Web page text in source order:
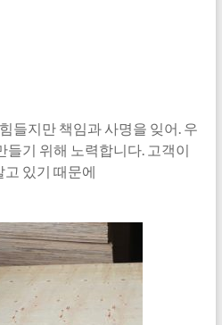
들지만 책임과 사명을 잊어. 우
들기 위해 노력합니다. 고객이
있기 때문에